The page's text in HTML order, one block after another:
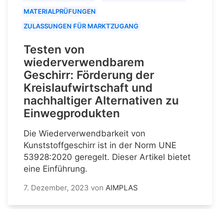
MATERIALPRÜFUNGEN
ZULASSUNGEN FÜR MARKTZUGANG
Testen von
wiederverwendbarem
Geschirr: Förderung der
Kreislaufwirtschaft und
nachhaltiger Alternativen zu
Einwegprodukten
Die Wiederverwendbarkeit von
Kunststoffgeschirr ist in der Norm UNE
53928:2020 geregelt. Dieser Artikel bietet
eine Einführung.
7. Dezember, 2023 von AIMPLAS